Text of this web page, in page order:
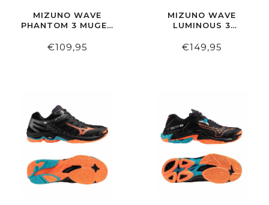
MIZUNO WAVE
PHANTOM 3 MUGEN
BLUE
€109,95
MIZUNO WAVE
LUMINOUS 3
€149,95